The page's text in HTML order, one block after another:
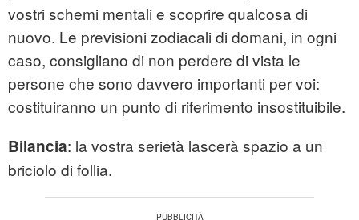
vostri schemi mentali e scoprire qualcosa di
nuovo. Le previsioni zodiacali di domani, in ogni
caso, consigliano di non perdere di vista le
persone che sono davvero importanti per voi:
costituiranno un punto di riferimento insostituibile.
Bilancia: la vostra serietà lascerà spazio a un
briciolo di follia.